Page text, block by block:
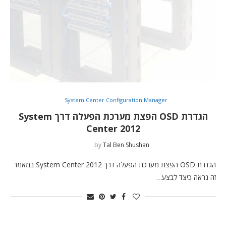
System Center Configuration Manager
הגדרת OSD הפצת מערכת הפעלה דרך System
Center 2012
byTal Ben Shushan
הגדרת OSD הפצת מערכת הפעלה דרך System Center 2012 במאמר
זה נראה כיצד לבצע…